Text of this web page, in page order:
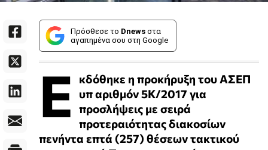
Πρόσθεσε το Dnews στα
αγαπημένα σου στη Google
Ε
κδόθηκε η προκήρυξη του ΑΣΕΠ
υπ αριθμόν 5Κ/2017 για
προσλήψεις με σειρά
προτεραιότητας διακοσίων
πενήντα επτά (257) θέσεων τακτικού